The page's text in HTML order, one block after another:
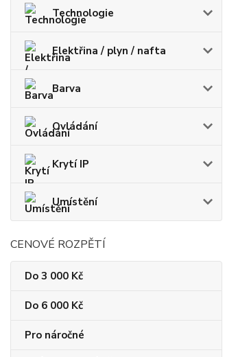
Technologie
Elektřina / plyn / nafta
Barva
Ovládání
Krytí IP
Umístění
CENOVÉ ROZPĚTÍ
Do 3 000 Kč
Do 6 000 Kč
Pro náročné